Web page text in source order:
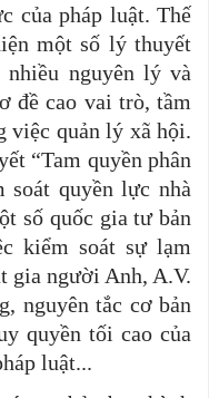
của pháp luật. Thế
một số lý thuyết
nguyên lý và
đề cao vai trò, tầm
việc quản lý xã hội.
“Tam quyền phân
soát quyền lực nhà
số quốc gia tư bản
kiểm soát sự lạm
gia người Anh, A.V.
nguyên tắc cơ bản
quyền tối cao của
luật...